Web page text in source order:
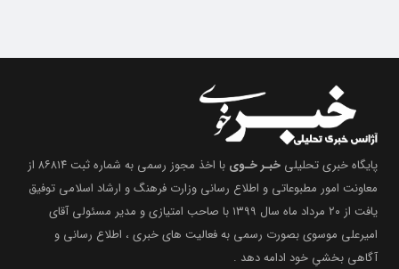
پایگاه خبری تحلیلی خبـر خـوی
با اخذ مجوز رسمی به شماره ثبت ۸۶۸۱۴ از
معاونت امور مطبوعاتی و اطلاع رسانی وزارت فرهنگ و ارشاد اسلامی توفیق
یافت از ۲۰ مرداد ماه سال ۱۳۹۹ با صاحب امتیازی و مدیر مسئولی آقای
امیرعلی موسوی بصورت رسمی به فعالیت های خبری ، اطلاع رسانی و
آگاهی بخشیِ خود ادامه دهد .